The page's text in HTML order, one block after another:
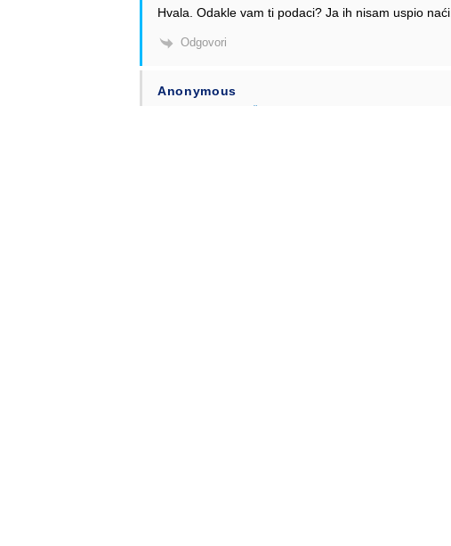
Hvala. Odakle vam ti podaci? Ja ih nisam uspio naći.
Odgovori
Anonymous